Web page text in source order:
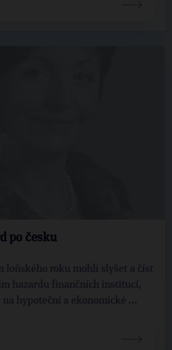
po česku
loňského roku mohli slyšet a číst
hazardu finančních institucí,
na hypoteční a ekonomické ...